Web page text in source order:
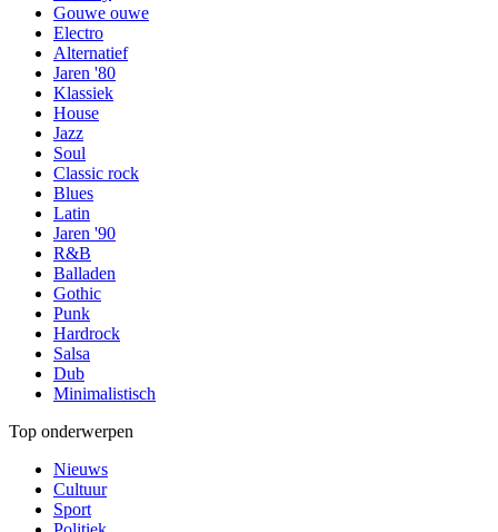
Gouwe ouwe
Electro
Alternatief
Jaren '80
Klassiek
House
Jazz
Soul
Classic rock
Blues
Latin
Jaren '90
R&B
Balladen
Gothic
Punk
Hardrock
Salsa
Dub
Minimalistisch
Top onderwerpen
Nieuws
Cultuur
Sport